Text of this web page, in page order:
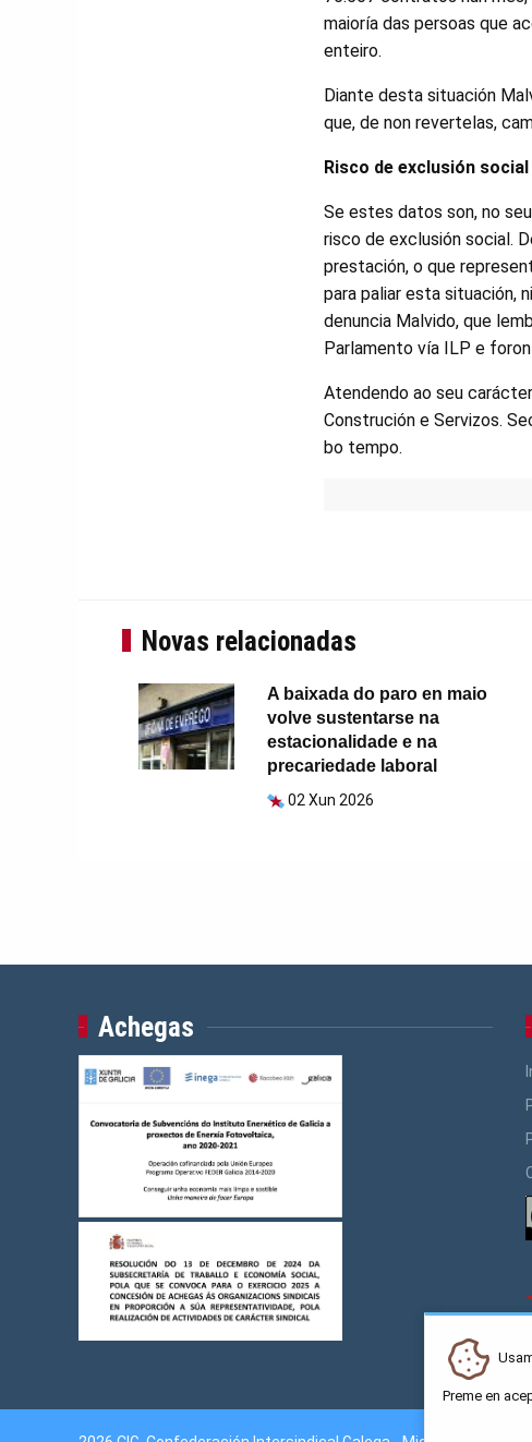
maioría das persoas que
enteiro.
Diante desta situación
que, de non revertelas,
Risco de exclusión social
Se estes datos son, no
risco de exclusión social.
prestación, o que
para paliar esta situación,
denuncia Malvido, que
Parlamento vía ILP e
Atendendo ao seu
Construción e Servizos.
bo tempo.
Novas relacionadas
A baixada do paro en maio
volve sustentarse na
estacionalidade e na
precariedade laboral
02 Xun 2026
Achegas
Preme en